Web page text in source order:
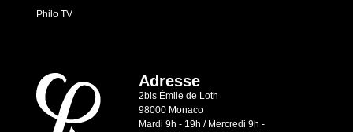
Philo TV
Adresse
2bis Émile de Loth
98000 Monaco
Mardi 9h - 19h / Mercredi 9h -